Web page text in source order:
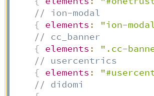
// ion-modal
{
elements : "ion-
// cc_banner
{
elements : ".cc-
// usercentrics
{
elements :
// didomi